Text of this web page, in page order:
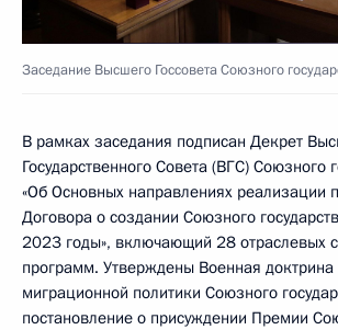
Заседание Высшего Госсовета Союзного
В рамках заседания подписан Декрет
Государственного Совета (ВГС) Союзного
«Об Основных направлениях реализации
Договора о создании Союзного
2023 годы», включающий 28 отраслевых
программ. Утверждены Военная
миграционной политики Союзного
постановление о присуждении Премии